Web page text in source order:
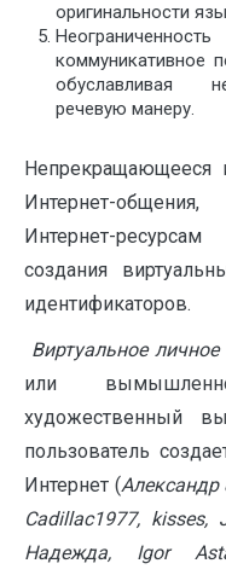
оригинальности
коммуникативное
обуславливая
речевую манеру.
Непрекращающееся
Интернет-
Интернет-
создания
идентификаторов.
Виртуальное
или
художественный
пользователь
Интернет (
Cadillac1977, kisses,
Надежда, Igor